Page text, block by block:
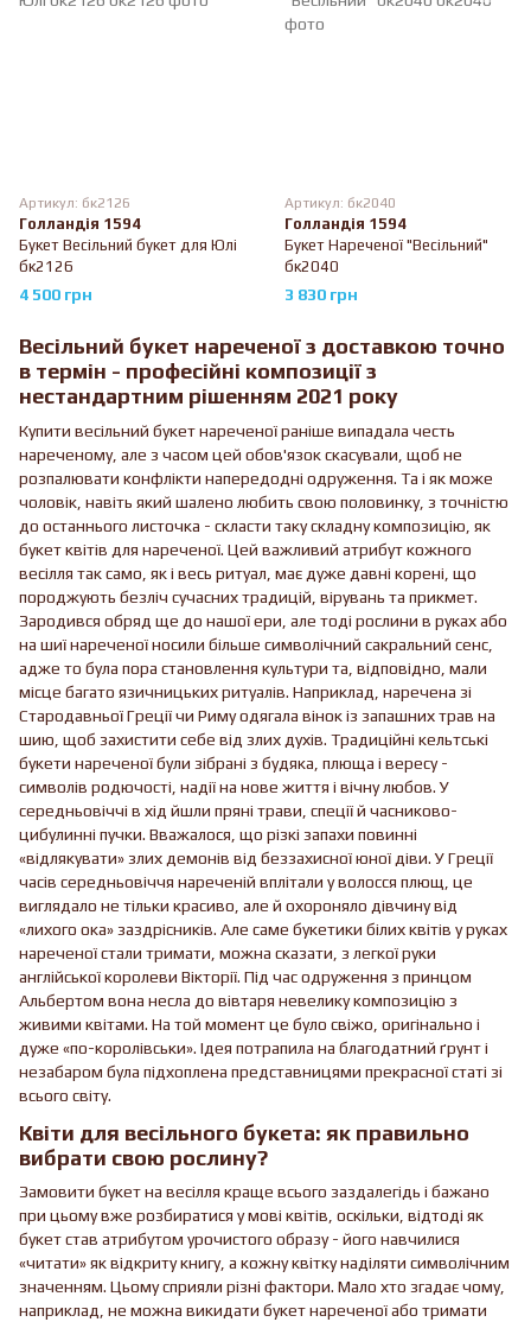
Артикул: бк2126
Голландія 1594
Букет Весільний букет для Юлі
бк2126
4 500 грн
Артикул: бк2040
Голландія 1594
Букет Нареченої "Весільний"
бк2040
3 830 грн
Весільний букет нареченої з доставкою точно
в термін - професійні композиції з
нестандартним рішенням 2021 року
Купити весільний букет нареченої раніше випадала честь
нареченому, але з часом цей обов'язок скасували, щоб не
розпалювати конфлікти напередодні одруження. Та і як може
чоловік, навіть який шалено любить свою половинку, з точністю
до останнього листочка - скласти таку складну композицію, як
букет квітів для нареченої. Цей важливий атрибут кожного
весілля так само, як і весь ритуал, має дуже давні корені, що
породжують безліч сучасних традицій, вірувань та прикмет.
Зародився обряд ще до нашої ери, але тоді рослини в руках або
на шиї нареченої носили більше символічний сакральний сенс,
адже то була пора становлення культури та, відповідно, мали
місце багато язичницьких ритуалів. Наприклад, наречена зі
Стародавньої Греції чи Риму одягала вінок із запашних трав на
шию, щоб захистити себе від злих духів. Традиційні кельтські
букети нареченої були зібрані з будяка, плюща і вересу -
символів родючості, надії на нове життя і вічну любов. У
середньовіччі в хід йшли пряні трави, спеції й часниково-
цибулинні пучки. Вважалося, що різкі запахи повинні
«відлякувати» злих демонів від беззахисної юної діви. У Греції
часів середньовіччя нареченій вплітали у волосся плющ, це
виглядало не тільки красиво, але й охороняло дівчину від
«лихого ока» заздрісників. Але саме букетики білих квітів у руках
нареченої стали тримати, можна сказати, з легкої руки
англійської королеви Вікторії. Під час одруження з принцом
Альбертом вона несла до вівтаря невелику композицію з
живими квітами. На той момент це було свіжо, оригінально і
дуже «по-королівськи». Ідея потрапила на благодатний ґрунт і
незабаром була підхоплена представницями прекрасної статі зі
всього світу.
Квіти для весільного букета: як правильно
вибрати свою рослину?
Замовити букет на весілля краще всього заздалегідь і бажано
при цьому вже розбиратися у мові квітів, оскільки, відтоді як
букет став атрибутом урочистого образу - його навчилися
«читати» як відкриту книгу, а кожну квітку наділяти символічним
значенням. Цьому сприяли різні фактори. Мало хто згадає чому,
наприклад, не можна викидати букет нареченої або тримати